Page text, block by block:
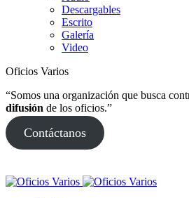
Descargables
Escrito
Galería
Video
Oficios Varios
“Somos una organización que busca
difusión de los oficios.”
Contáctanos